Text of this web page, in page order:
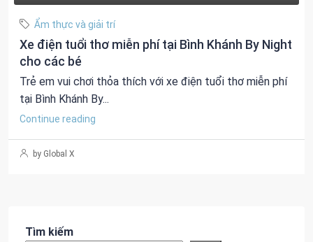
Ẩm thực và giải trí
Xe điện tuổi thơ miễn phí tại Bình Khánh By Night
cho các bé
Trẻ em vui chơi thỏa thích với xe điện tuổi thơ miễn phí
tại Bình Khánh By...
Continue reading
by Global X
Tìm kiếm